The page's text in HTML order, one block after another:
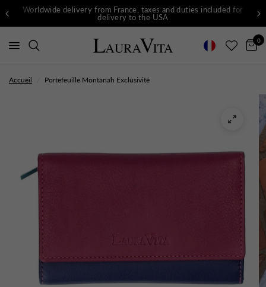
Worldwide delivery from France, taxes and duties included for
delivery to the USA
0
Accueil Portefeuille Montanah Exclusivité